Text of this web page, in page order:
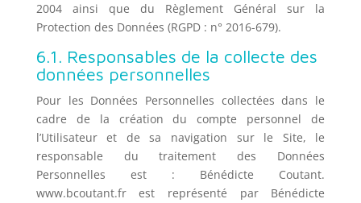
2004 ainsi que du Règlement Général sur la
Protection des Données (RGPD : n° 2016-679).
6.1. Responsables de la collecte des
données personnelles
Pour les Données Personnelles collectées dans le
cadre de la création du compte personnel de
l’Utilisateur et de sa navigation sur le Site, le
responsable du traitement des Données
Personnelles est : Bénédicte Coutant.
www.bcoutant.fr est représenté par Bénédicte